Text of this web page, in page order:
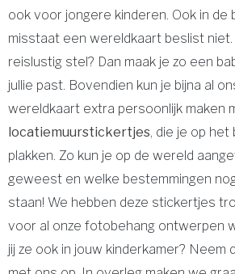
ook voor jongere kinderen. Ook in de
misstaat een wereldkaart beslist niet.
reislustig stel? Dan maak je zo een
jullie past. Bovendien kun je bijna al
wereldkaart extra persoonlijk maken
locatiemuurstickertjes, die je op het
plakken. Zo kun je op de wereld
geweest en welke bestemmingen
staan! We hebben deze stickertjes
voor al onze fotobehang ontwerpen
jij ze ook in jouw kinderkamer? Neem